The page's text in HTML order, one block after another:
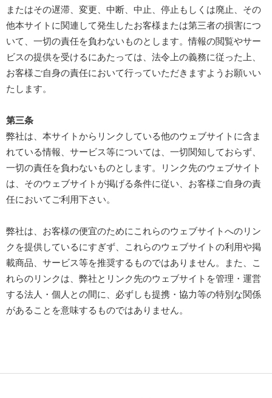
またはその遅滞、変更、中断、中止、停止もしくは廃止、その
他本サイトに関連して発生したお客様または第三者の損害につ
いて、一切の責任を負わないものとします。情報の閲覧やサー
ビスの提供を受けるにあたっては、法令上の義務に従った上、
お客様ご自身の責任において行っていただきますようお願いい
たします。
第三条
弊社は、本サイトからリンクしている他のウェブサイトに含ま
れている情報、サービス等については、一切関知しておらず、
一切の責任を負わないものとします。リンク先のウェブサイト
は、そのウェブサイトが掲げる条件に従い、お客様ご自身の責
任においてご利用下さい。
弊社は、お客様の便宜のためにこれらのウェブサイトへのリン
クを提供しているにすぎず、これらのウェブサイトの利用や掲
載商品、サービス等を推奨するものではありません。また、こ
れらのリンクは、弊社とリンク先のウェブサイトを管理・運営
する法人・個人との間に、必ずしも提携・協力等の特別な関係
があることを意味するものではありません。